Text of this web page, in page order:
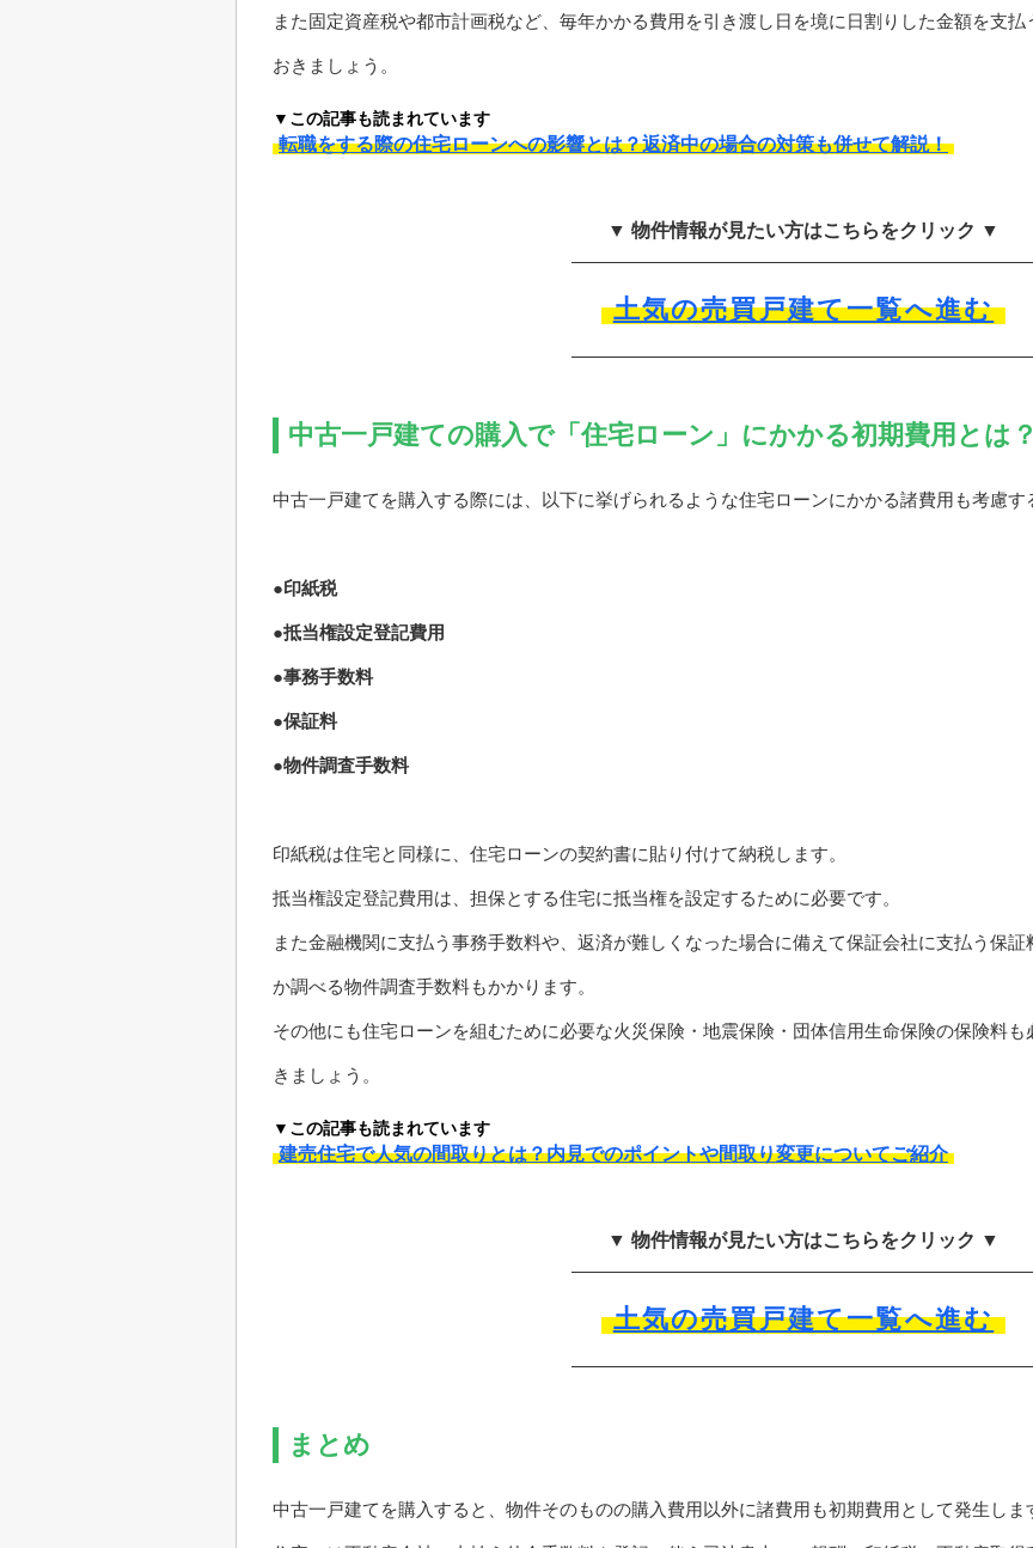
また固定資産税や都市計画税など、毎年かかる費用を引き渡し日を境に日割りした金額を支
おきましょう。
▼この記事も読まれています
転職をする際の住宅ローンへの影響とは？返済中の場合の対策も併せて解説！
▼ 物件情報が見たい方はこちらをクリック ▼
土気の売買戸建て一覧へ進む
中古一戸建ての購入で「住宅ローン」にかかる初期費用とは？
中古一戸建てを購入する際には、以下に挙げられるような住宅ローンにかかる諸費用も考慮す
●印紙税
●抵当権設定登記費用
●事務手数料
●保証料
●物件調査手数料
印紙税は住宅と同様に、住宅ローンの契約書に貼り付けて納税します。
抵当権設定登記費用は、担保とする住宅に抵当権を設定するために必要です。
また金融機関に支払う事務手数料や、返済が難しくなった場合に備えて保証会社に支払う保
か調べる物件調査手数料もかかります。
その他にも住宅ローンを組むために必要な火災保険・地震保険・団体信用生命保険の保険料
きましょう。
▼この記事も読まれています
建売住宅で人気の間取りとは？内見でのポイントや間取り変更についてご紹介
▼ 物件情報が見たい方はこちらをクリック ▼
土気の売買戸建て一覧へ進む
まとめ
中古一戸建てを購入すると、物件そのものの購入費用以外に諸費用も初期費用として発生しま